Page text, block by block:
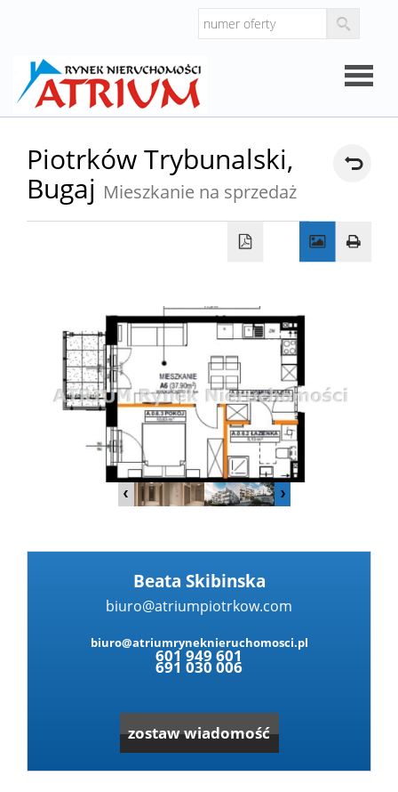
firmie
Domy
Piotrków Trybunalski,
Bugaj Mieszkanie na sprzedaż
Beata Skibinska
biuro@atriumpiotrkow.com
biuro@atriumryneknieruchomosci.pl
601 949 601
691 030 006
zostaw wiadomość